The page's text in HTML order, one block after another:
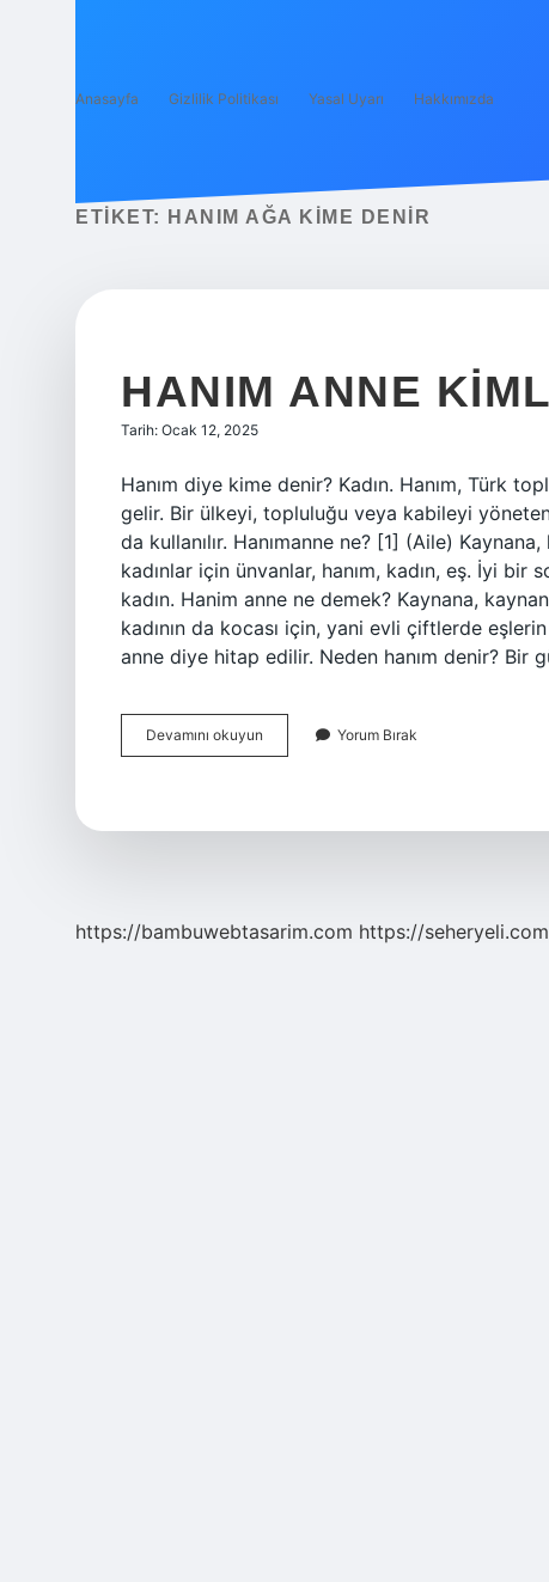
Anasayfa Gizlilik Politikası Yasal Uyarı Hakkımızda
ETIKET: HANIM AĞA KIME DENIR
HANIM ANNE
Tarih: Ocak 12, 2025
Hanım diye kime denir? Kadın. Hanım, Türk
gelir. Bir ülkeyi, topluluğu veya kabileyi
da kullanılır. Hanımanne ne? [1] (Aile)
kadınlar için ünvanlar, hanım, kadın, eş. İyi
kadın. Hanim anne ne demek? Kaynana,
kadının da kocası için, yani evli çiftlerde
anne diye hitap edilir. Neden hanım denir? Bir
Devamını okuyun
Anne
Yorum Bırak
https://bambuwebtasarim.com https://seheryeli.com